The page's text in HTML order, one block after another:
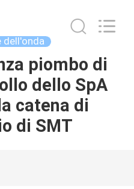
dell'onda
piombo di
dello SpA
catena di
di SMT